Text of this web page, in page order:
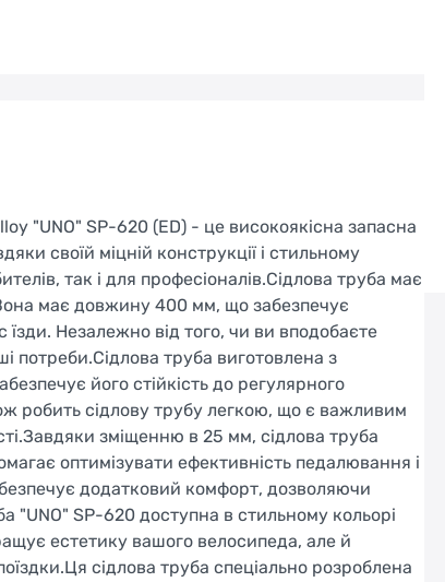
"UNO" SP-620 (ED) - це високоякісна запасна
своїй міцній конструкції і стильному
так і для професіоналів.Сідлова труба має
має довжину 400 мм, що забезпечує
Незалежно від того, чи ви вподобаєте
потреби.Сідлова труба виготовлена з
його стійкість до регулярного
робить сідлову трубу легкою, що є важливим
зміщенню в 25 мм, сідлова труба
оптимізувати ефективність педалювання і
додатковий комфорт, дозволяючи
"UNO" SP-620 доступна в стильному кольорі
естетику вашого велосипеда, але й
сідлова труба спеціально розроблена